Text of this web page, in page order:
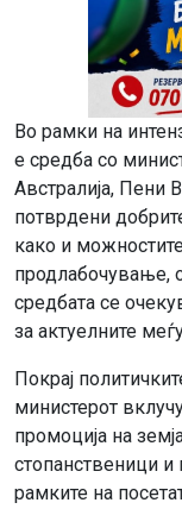
Во рамки на
е средба со
Австралија, Пени
потврдени
како и
продлабочување,
средбата се
за актуелните
Покрај
министерот
промоција на
стопанственици и
рамките на